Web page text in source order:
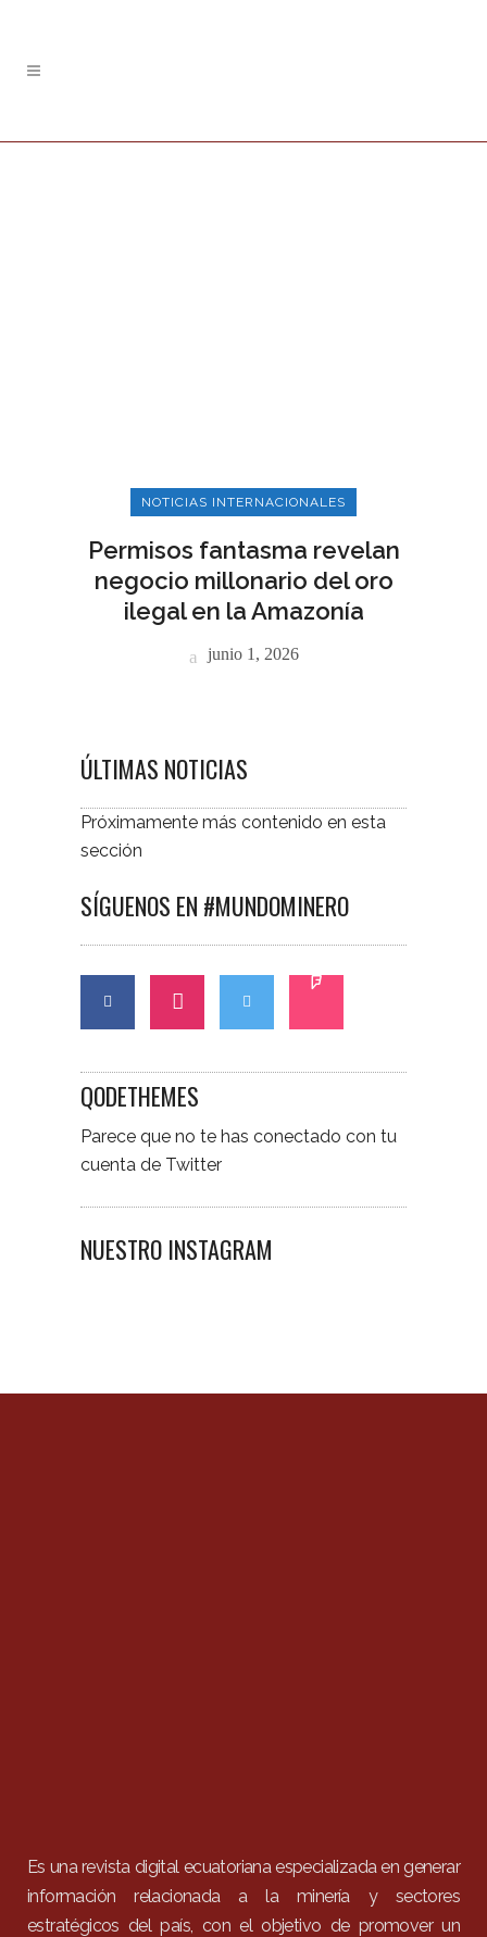
NOTICIAS INTERNACIONALES
Permisos fantasma revelan
negocio millonario del oro
ilegal en la Amazonía
junio 1, 2026
ÚLTIMAS NOTICIAS
Próximamente más contenido en esta
sección
SÍGUENOS EN #MUNDOMINERO
QODETHEMES
Parece que no te has conectado con tu
cuenta de Twitter
NUESTRO INSTAGRAM
Es una revista digital ecuatoriana especializada en generar
información relacionada a la minería y sectores
estratégicos del país, con el objetivo de promover un